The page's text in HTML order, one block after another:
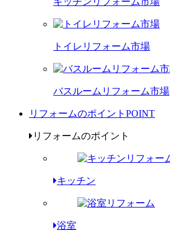
トイレリフォーム市場
バスルームリフォーム市場
リフォームのポイント POINT
リフォームのポイント
キッチン
浴室